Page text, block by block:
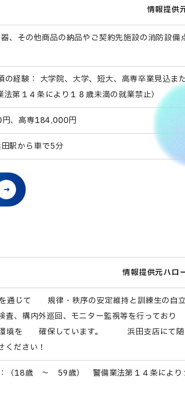
情報提供
、その他商品の納品やご契約先施設の消防設備
経験： 大学院、大学、短大、高専卒業見込ま
法第１４条により１８歳未満の就業禁止）
、高専184,000円
駅から車で5分
情報提供元ハロ
じて 規律・秩序の安定維持と訓練生の自
構内外巡回、モニター監視等を行ってお
る環境を 確保しています。 浜田支店にて随
ださい！
：（18歳 ～ 59歳） 警備業法第１４条により